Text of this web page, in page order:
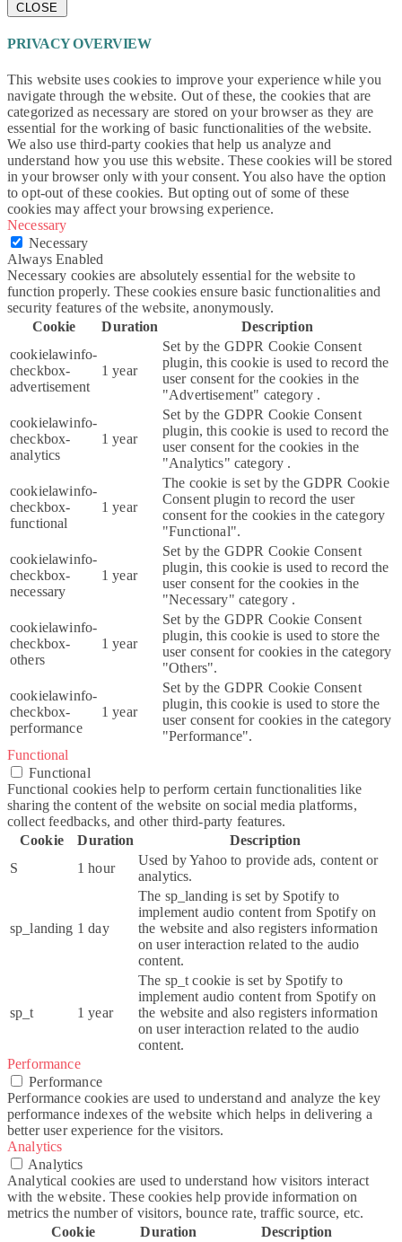
CLOSE
PRIVACY OVERVIEW
This website uses cookies to improve your experience while you
navigate through the website. Out of these, the cookies that are
categorized as necessary are stored on your browser as they are
essential for the working of basic functionalities of the website.
We also use third-party cookies that help us analyze and
understand how you use this website. These cookies will be stored
in your browser only with your consent. You also have the option
to opt-out of these cookies. But opting out of some of these
cookies may affect your browsing experience.
Necessary
Necessary
Always Enabled
Necessary cookies are absolutely essential for the website to
function properly. These cookies ensure basic functionalities and
security features of the website, anonymously.
Cookie
Duration
Description
cookielawinfo-
checkbox-
advertisement
1 year
Set by the GDPR Cookie Consent
plugin, this cookie is used to record the
user consent for the cookies in the
"Advertisement" category .
cookielawinfo-
checkbox-
analytics
1 year
Set by the GDPR Cookie Consent
plugin, this cookie is used to record the
user consent for the cookies in the
"Analytics" category .
cookielawinfo-
checkbox-
functional
1 year
The cookie is set by the GDPR Cookie
Consent plugin to record the user
consent for the cookies in the category
"Functional".
cookielawinfo-
checkbox-
necessary
1 year
Set by the GDPR Cookie Consent
plugin, this cookie is used to record the
user consent for the cookies in the
"Necessary" category .
cookielawinfo-
checkbox-
others
1 year
Set by the GDPR Cookie Consent
plugin, this cookie is used to store the
user consent for cookies in the category
"Others".
cookielawinfo-
checkbox-
performance
1 year
Set by the GDPR Cookie Consent
plugin, this cookie is used to store the
user consent for cookies in the category
"Performance".
Functional
Functional
Functional cookies help to perform certain functionalities like
sharing the content of the website on social media platforms,
collect feedbacks, and other third-party features.
Cookie
Duration
Description
S
1 hour
Used by Yahoo to provide ads, content or
analytics.
sp_landing 1 day
The sp_landing is set by Spotify to
implement audio content from Spotify on
the website and also registers information
on user interaction related to the audio
content.
sp_t 1 year
The sp_t cookie is set by Spotify to
implement audio content from Spotify on
the website and also registers information
on user interaction related to the audio
content.
Performance
Performance
Performance cookies are used to understand and analyze the key
performance indexes of the website which helps in delivering a
better user experience for the visitors.
Analytics
Analytics
Analytical cookies are used to understand how visitors interact
with the website. These cookies help provide information on
metrics the number of visitors, bounce rate, traffic source, etc.
Cookie
Duration Description